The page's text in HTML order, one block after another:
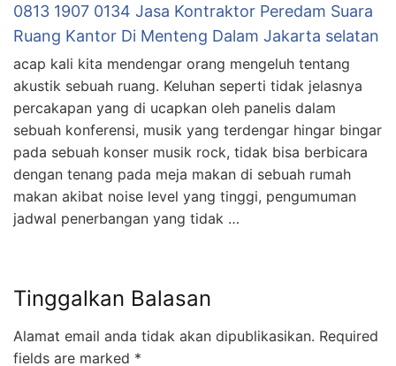
0813 1907 0134 Jasa Kontraktor Peredam Suara
Ruang Kantor Di Menteng Dalam Jakarta selatan
acap kali kita mendengar orang mengeluh tentang
akustik sebuah ruang. Keluhan seperti tidak jelasnya
percakapan yang di ucapkan oleh panelis dalam
sebuah konferensi, musik yang terdengar hingar bingar
pada sebuah konser musik rock, tidak bisa berbicara
dengan tenang pada meja makan di sebuah rumah
makan akibat noise level yang tinggi, pengumuman
jadwal penerbangan yang tidak …
Tinggalkan Balasan
Alamat email anda tidak akan dipublikasikan. Required
fields are marked *